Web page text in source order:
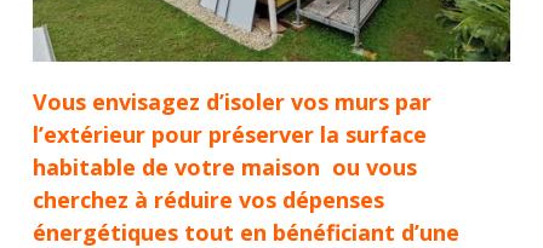
Vous envisagez d’isoler vos murs par
l’extérieur pour préserver la surface
habitable de votre maison ou vous
cherchez à réduire vos dépenses
énergétiques tout en bénéficiant d’une